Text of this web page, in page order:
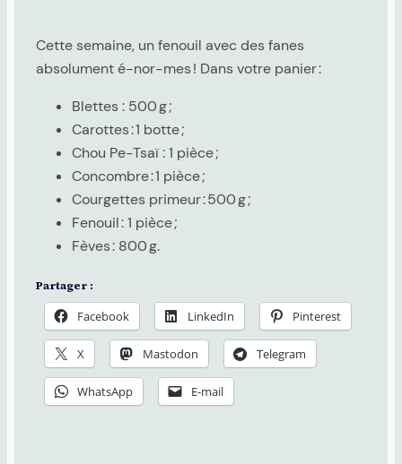
Cette semaine, un fenouil avec des fanes
absolument é-nor-mes ! Dans votre panier :
Blettes : 500 g ;
Carottes : 1 botte ;
Chou Pe-Tsaï : 1 pièce ;
Concombre : 1 pièce ;
Courgettes primeur : 500 g ;
Fenouil : 1 pièce ;
Fèves : 800 g.
Partager :
Facebook LinkedIn Pinterest
X Mastodon Telegram
WhatsApp E-mail